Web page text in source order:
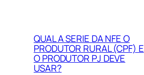
QUAL A SERIE DA NFE O
PRODUTOR RURAL (CPF) E
O PRODUTOR PJ DEVE
USAR?